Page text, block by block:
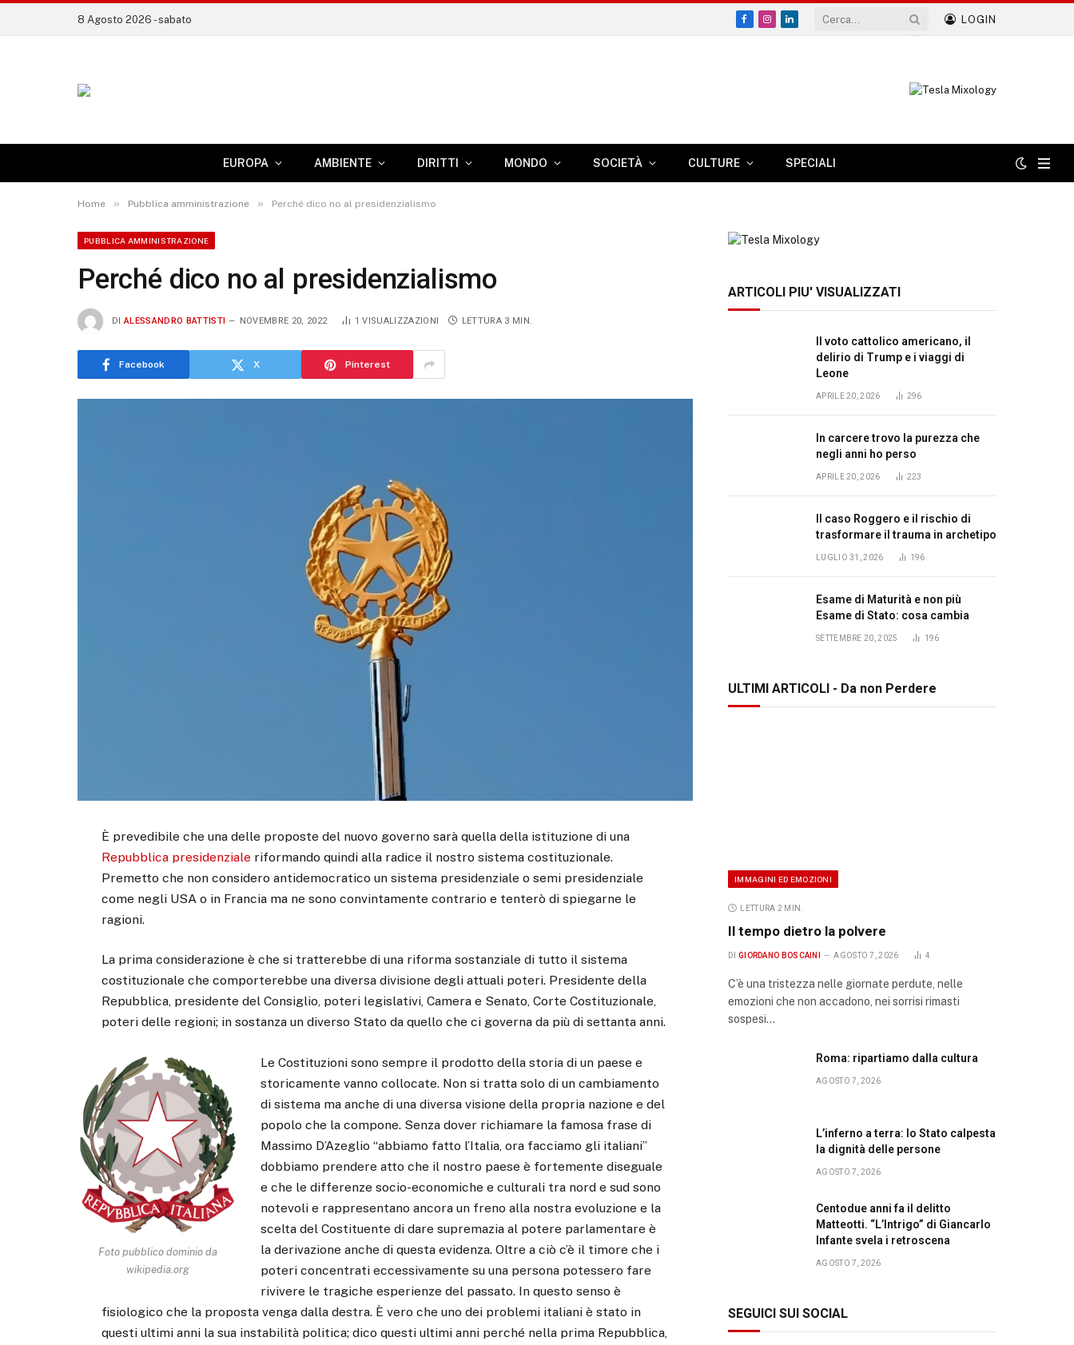
8 Agosto 2026 - sabato
Facebook
Instagram
LinkedIn
LOGIN
EUROPA AMBIENTE DIRITTI MONDO SOCIETÀ CULTURE SPECIALI
Home » Pubblica amministrazione » Perché dico no al presidenzialismo
PUBBLICA AMMINISTRAZIONE
Perché dico no al presidenzialismo
DI ALESSANDRO BATTISTI NOVEMBRE 20, 2022 1VISUALIZZAZIONI LETTURA 3 MIN.
Facebook X Pinterest
È prevedibile che una delle proposte del nuovo governo sarà quella della istituzione di una
Repubblica presidenziale riformando quindi alla radice il nostro sistema costituzionale.
Premetto che non considero antidemocratico un sistema presidenziale o semi presidenziale
come negli USA o in Francia ma ne sono convintamente contrario e tenterò di spiegarne le
ragioni.
La prima considerazione è che si tratterebbe di una riforma sostanziale di tutto il sistema
costituzionale che comporterebbe una diversa divisione degli attuali poteri. Presidente della
Repubblica, presidente del Consiglio, poteri legislativi, Camera e Senato, Corte Costituzionale,
poteri delle regioni; in sostanza un diverso Stato da quello che ci governa da più di settanta anni.
Foto pubblico dominio da
wikipedia.org
Le Costituzioni sono sempre il prodotto della storia di un paese e
storicamente vanno collocate. Non si tratta solo di un cambiamento
di sistema ma anche di una diversa visione della propria nazione e del
popolo che la compone. Senza dover richiamare la famosa frase di
Massimo D’Azeglio “abbiamo fatto l’Italia, ora facciamo gli italiani”
dobbiamo prendere atto che il nostro paese è fortemente diseguale
e che le differenze socio-economiche e culturali tra nord e sud sono
notevoli e rappresentano ancora un freno alla nostra evoluzione e la
scelta del Costituente di dare supremazia al potere parlamentare è
la derivazione anche di questa evidenza. Oltre a ciò c’è il timore che i
poteri concentrati eccessivamente su una persona potessero fare
rivivere le tragiche esperienze del passato. In questo senso è
fisiologico che la proposta venga dalla destra. È vero che uno dei problemi italiani è stato in
questi ultimi anni la sua instabilità politica; dico questi ultimi anni perché nella prima Repubblica,
ARTICOLI PIU' VISUALIZZATI
Il voto cattolico americano, il
delirio di Trump e i viaggi di
Leone
APRILE 20, 2026 296
In carcere trovo la purezza che
negli anni ho perso
APRILE 20, 2026 223
Il caso Roggero e il rischio di
trasformare il trauma in archetipo
LUGLIO 31, 2026 196
Esame di Maturità e non più
Esame di Stato: cosa cambia
SETTEMBRE 20, 2025 196
ULTIMI ARTICOLI - Da non Perdere
IMMAGINI ED EMOZIONI
LETTURA 2 MIN.
Il tempo dietro la polvere
DI GIORDANO BOSCAINI AGOSTO 7, 2026 4
C’è una tristezza nelle giornate perdute, nelle
emozioni che non accadono, nei sorrisi rimasti
sospesi…
Roma: ripartiamo dalla cultura
AGOSTO 7, 2026
L’inferno a terra: lo Stato calpesta
la dignità delle persone
AGOSTO 7, 2026
Centodue anni fa il delitto
Matteotti. “L’Intrigo” di Giancarlo
Infante svela i retroscena
AGOSTO 7, 2026
SEGUICI SUI SOCIAL